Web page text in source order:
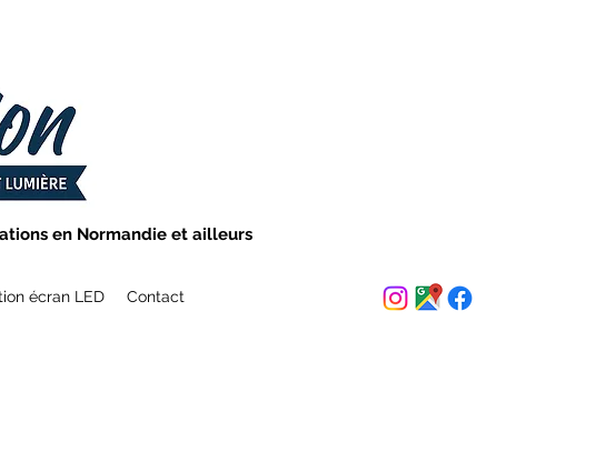
en Normandie et ailleurs
écran LED Contact